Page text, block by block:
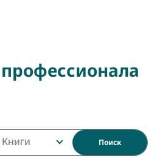
Книги Поиск